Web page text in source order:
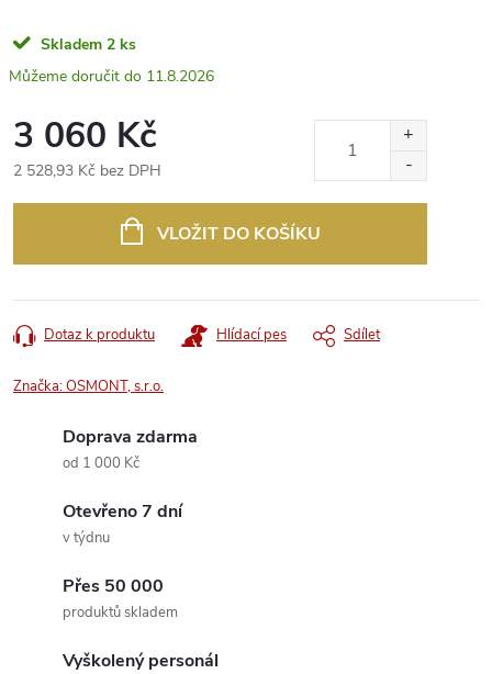
Skladem 2 ks
11.8.2026
3 060 Kč
2 528,93 Kč bez DPH
VLOŽIT DO KOŠÍKU
Dotaz k produktu Hlídací pes Sdílet
Značka:OSMONT, s.r.o.
Doprava zdarma
od 1 000 Kč
Otevřeno 7 dní
v týdnu
Přes 50 000
produktů skladem
Vyškolený personál